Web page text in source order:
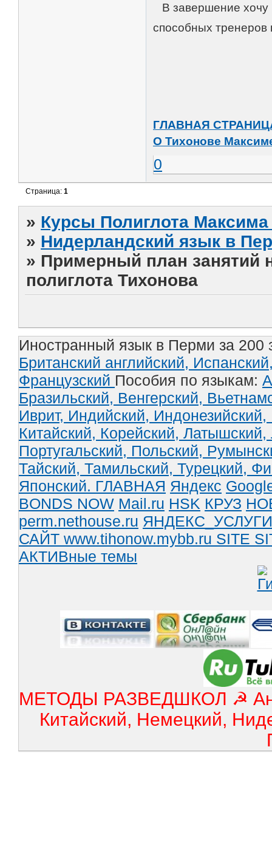
В завершение хочу
способных тренеров
ГЛАВНАЯ
О Тихонове
0
Страница:1
» Курсы Полиглота
» Нидерландский язык в
» Примерный план
полиглота Тихонова
Иностранный язык в Перми за 200
Британский английский,
Французский Пособия по языкам:
Бразильский, Венгерский,
Иврит, Индийский, Индонезийский,
Китайский, Корейский, Латышский,
Португальский, Польский,
Тайский, Тамильский, Турецкий,
Японский. ГЛАВНАЯ Яндекс
BONDS NOW Mail.ru HSK КРУЗ
perm.nethouse.ru ЯНДЕКС_УСЛУГИ
САЙТ www.tihonow.mybb.ru SITE
АКТИВные темы
МЕТОДЫ РАЗВЕДШКОЛ ☭
Китайский, Немецкий,